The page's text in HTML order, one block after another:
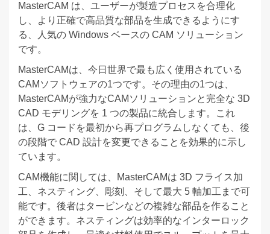
MasterCAM は、ユーザーが製造プロセスを合理化
し、より正確で高品質な部品を生成できるようにす
る、人気の Windows ベースの CAM ソリューション
です。
MasterCAMは、今日世界で最も広く使用されている
CAMソフトウェアの1つです。その理由の1つは、
MasterCAMが強力なCAMソリューションと完全な 3D
CAD モデリングを 1 つの製品に統合します。これ
は、G コードを最初から再プログラムしなくても、後
の段階で CAD 設計を変更できることを効果的に示し
ています。
CAM機能に関しては、MasterCAMは 3D フライス加
工、ネスティング、彫刻、そして最大 5 軸加工まで可
能です。後者はタービンなどの複雑な部品を作ること
ができます。ネスティングは効率的なインターロック